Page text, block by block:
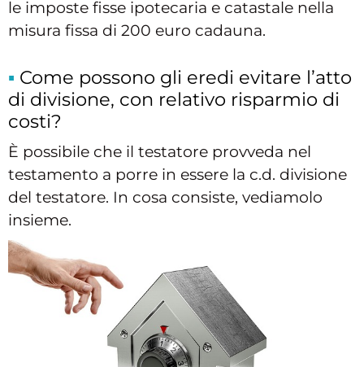
le imposte fisse ipotecaria e catastale nella
misura fissa di 200 euro cadauna.
Come possono gli eredi evitare l’atto
di divisione, con relativo risparmio di
costi?
È possibile che il testatore provveda nel
testamento a porre in essere la c.d. divisione
del testatore. In cosa consiste, vediamolo
insieme.